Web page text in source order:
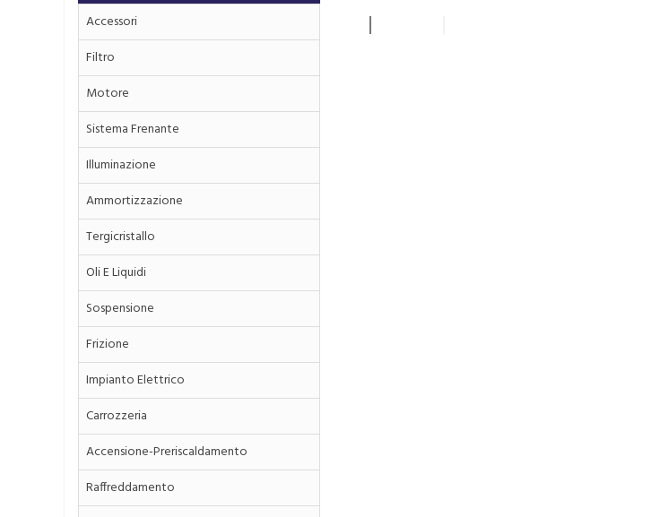
Accessori
Filtro
Motore
Sistema Frenante
Illuminazione
Ammortizzazione
Tergicristallo
Oli E Liquidi
Sospensione
Frizione
Impianto Elettrico
Carrozzeria
Accensione-Preriscaldamento
Raffreddamento